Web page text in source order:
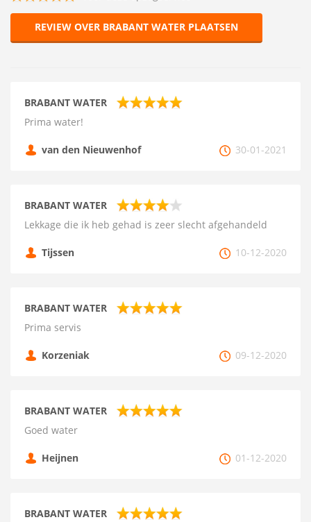
REVIEW OVER BRABANT WATER PLAATSEN
BRABANT WATER
Prima water!
van den Nieuwenhof 30-01-2021
BRABANT WATER
Lekkage die ik heb gehad is zeer slecht afgehandeld
Tijssen 10-12-2020
BRABANT WATER
Prima servis
Korzeniak 09-12-2020
BRABANT WATER
Goed water
Heijnen 01-12-2020
BRABANT WATER